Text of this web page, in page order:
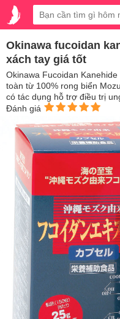
Okinawa fucoidan
xách tay giá tốt
Okinawa Fucoidan
toàn từ 100% rong biển
có tác dụng hỗ trợ điều trị
Đánh giá